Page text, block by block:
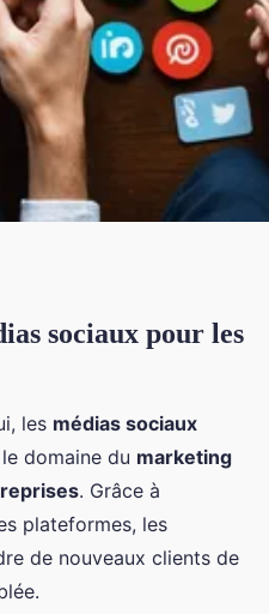
entreprises
parti des
de lecture
sociaux pour les
les médias sociaux
domaine du marketing
. Grâce à
plateformes, les
de nouveaux clients de